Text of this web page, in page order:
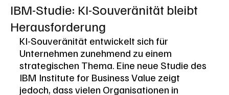
IBM-Studie: KI-Souveränität bleibt
Herausforderung
KI-Souveränität entwickelt sich für
Unternehmen zunehmend zu einem
strategischen Thema. Eine neue Studie des
IBM Institute for Business Value zeigt
jedoch, dass vielen Organisationen in